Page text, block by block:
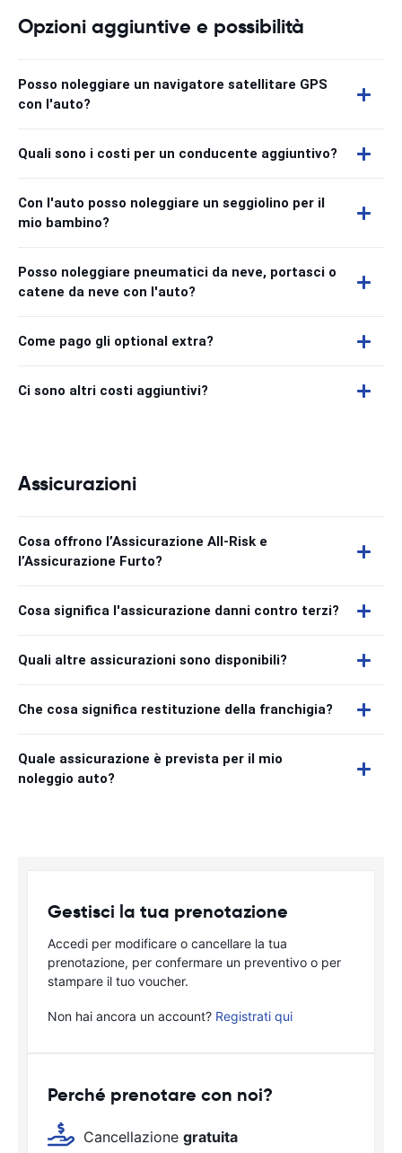
Opzioni aggiuntive e possibilità
Posso noleggiare un navigatore satellitare GPS
con l'auto?
Quali sono i costi per un conducente aggiuntivo?
Con l'auto posso noleggiare un seggiolino per il
mio bambino?
Posso noleggiare pneumatici da neve, portasci o
catene da neve con l'auto?
Come pago gli optional extra?
Ci sono altri costi aggiuntivi?
Assicurazioni
Cosa offrono l’Assicurazione All-Risk e
l’Assicurazione Furto?
Cosa significa l'assicurazione danni contro terzi?
Quali altre assicurazioni sono disponibili?
Che cosa significa restituzione della franchigia?
Quale assicurazione è prevista per il mio
noleggio auto?
Gestisci la tua prenotazione
Accedi per modificare o cancellare la tua
prenotazione, per confermare un preventivo o per
stampare il tuo voucher.
Non hai ancora un account? Registrati qui
Perché prenotare con noi?
Cancellazione gratuita